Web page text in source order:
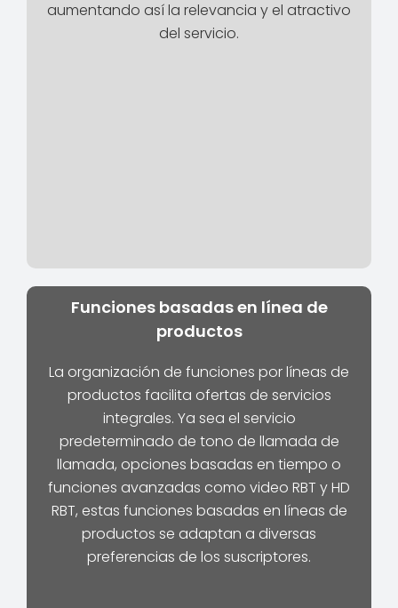
aumentando así la relevancia y el atractivo
del servicio.
Funciones basadas en línea de
productos
La organización de funciones por líneas de
productos facilita ofertas de servicios
integrales. Ya sea el servicio
predeterminado de tono de llamada de
llamada, opciones basadas en tiempo o
funciones avanzadas como video RBT y HD
RBT, estas funciones basadas en líneas de
productos se adaptan a diversas
preferencias de los suscriptores.